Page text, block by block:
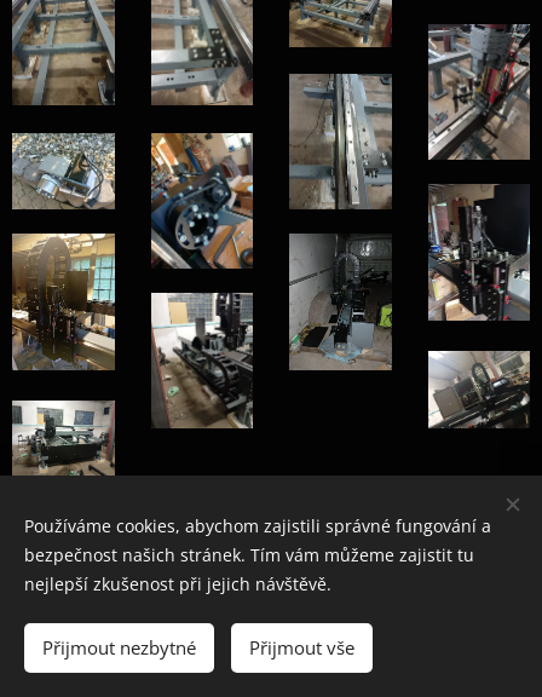
Cookies
Používáme cookies, abychom zajistili správné fungování a
bezpečnost našich stránek. Tím vám můžeme zajistit tu
nejlepší zkušenost při jejich návštěvě.
Přijmout nezbytné Přijmout vše